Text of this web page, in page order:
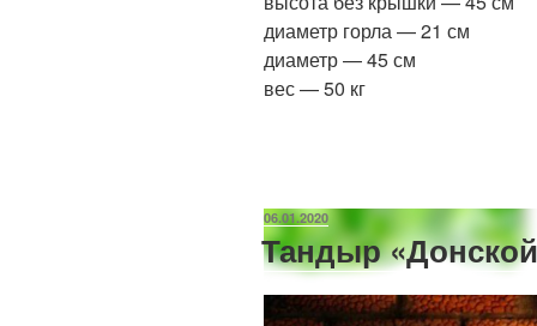
диаметр горла — 21 см
диаметр — 45 см
вес — 50 кг
06.01.2020
Тандыр